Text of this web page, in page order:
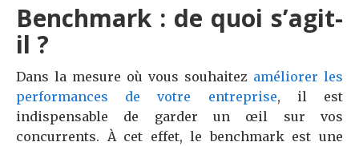
Benchmark : de quoi s’agit-
il ?
Dans la mesure où vous souhaitez améliorer les
performances devotre entreprise, il est
indispensable de garder un œil sur vos
concurrents. À cet effet, le benchmark est une